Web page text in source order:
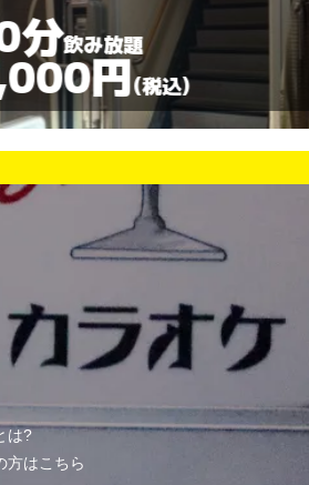
)
60分
は?
方はこちら